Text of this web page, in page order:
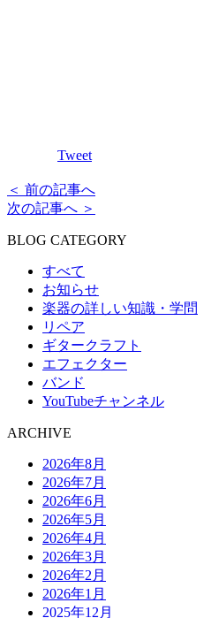
Tweet
＜ 前の記事へ
次の記事へ ＞
BLOG CATEGORY
すべて
お知らせ
楽器の詳しい知識・学問
リペア
ギタークラフト
エフェクター
バンド
YouTubeチャンネル
ARCHIVE
2026年8月
2026年7月
2026年6月
2026年5月
2026年4月
2026年3月
2026年2月
2026年1月
2025年12月